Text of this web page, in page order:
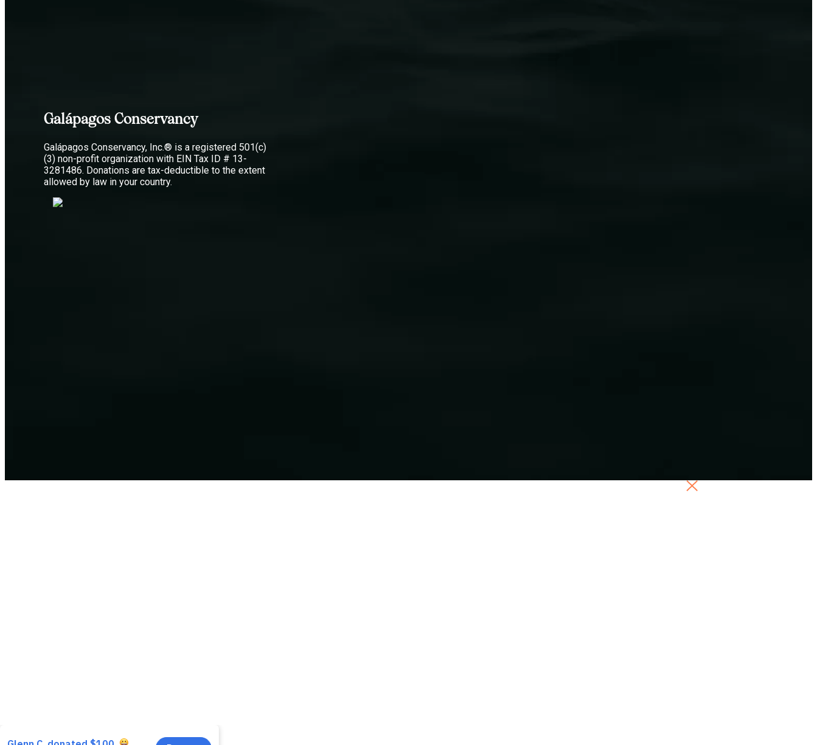
Galápagos Conservancy
Galápagos Conservancy, Inc.® is a registered 501(c)
(3) non-profit organization with EIN Tax ID # 13-
3281486. Donations are tax-deductible to the extent
allowed by law in your country.